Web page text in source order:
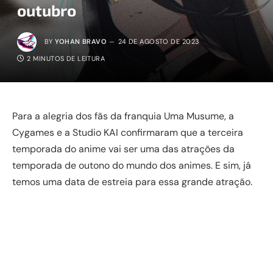
outubro
BY YOHAN BRAVO 24 DE AGOSTO DE 2023
2 MINUTOS DE LEITURA
Para a alegria dos fãs da franquia Uma Musume, a
Cygames e a Studio KAI confirmaram que a terceira
temporada do anime vai ser uma das atrações da
temporada de outono do mundo dos animes. E sim, já
temos uma data de estreia para essa grande atração.